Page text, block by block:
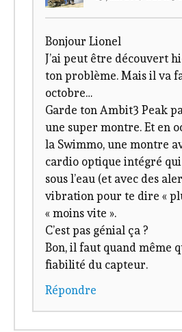
Bonjour Lionel
J’ai peut être découvert
ton problème. Mais il va
octobre…
Garde ton Ambit3 Peak
une super montre. Et en
la Swimmo, une montre
cardio optique intégré
sous l’eau (et avec des
vibration pour te dire «
« moins vite ».
C’est pas génial ça ?
Bon, il faut quand même
fiabilité du capteur.
Répondre